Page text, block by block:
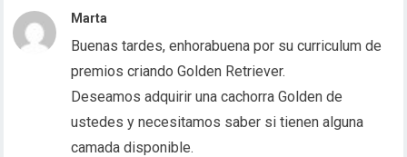
Marta
Buenas tardes, enhorabuena por su curriculum de
premios criando Golden Retriever.
Deseamos adquirir una cachorra Golden de
ustedes y necesitamos saber si tienen alguna
camada disponible.